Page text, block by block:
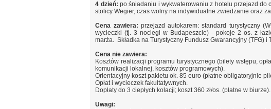
4 dzień: po śniadaniu i wykwaterowaniu z hotelu przejazd do
stolicy Wegier, czas wolny na indywidualne zwiedzanie oraz
Cena zawiera: przejazd autokarem: standard turystyczny
wycieczki (tj. 3 noclegi w Budapeszcie) - pokoje 2 os. z
marża.
Składka na Turystyczny Fundusz Gwarancyjny (TFG) i
Cena nie zawiera:
Kosztów realizacji programu turystycznego (bilety wstępu,
komunikacji lokalnej, kosztów programowych).
Orientacyjny koszt pakietu ok. 85 euro (płatne obligatoryjnie
Opłat i wycieczek fakultatywnych.
Dopłaty do 3 ciepłych kolacji; koszt 360 zł/os. (płatne w biurze).
Uwagi: